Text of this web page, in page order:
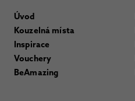
Úvod
Kouzelná místa
Inspirace
Vouchery
BeAmazing